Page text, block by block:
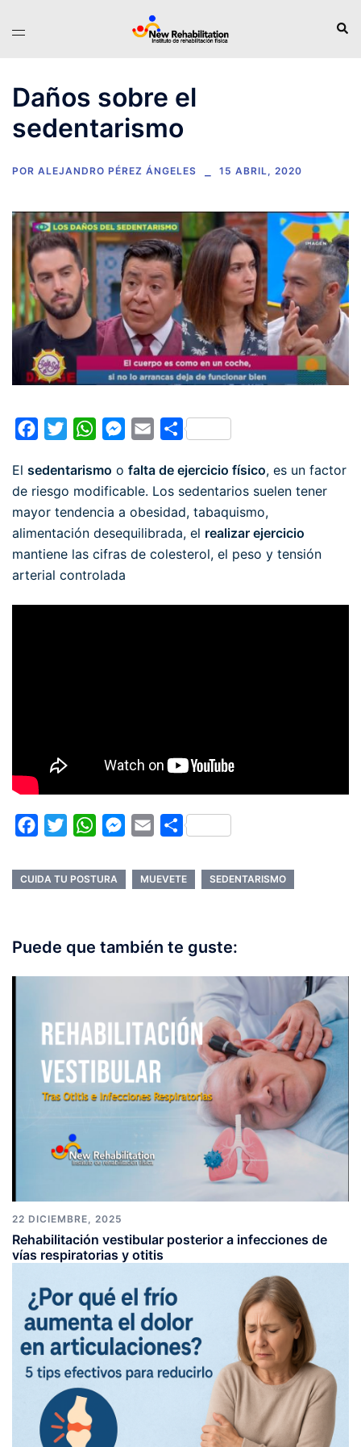
Alternar
Daños sobre el
sedentarismo
POR ALEJANDRO PÉREZ ÁNGELES 15 ABRIL, 2020
FacebookTwitterWhatsAppMessenger
EmailCompartir
El sedentarismo o falta de ejercicio físico, es un factor
de riesgo modificable. Los sedentarios suelen tener
mayor tendencia a obesidad, tabaquismo,
alimentación desequilibrada, el realizar ejercicio
mantiene las cifras de colesterol, el peso y tensión
arterial controlada
FacebookTwitterWhatsAppMessenger
EmailCompartir
CUIDA TU POSTURA MUEVETE SEDENTARISMO
Puede que también te guste:
22 DICIEMBRE, 2025
Rehabilitación vestibular posterior a infecciones de
vías respiratorias y otitis